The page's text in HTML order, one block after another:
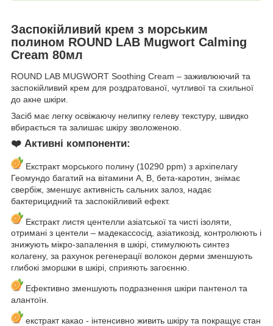
Заспокійливий крем з морським
полином ROUND LAB Mugwort Calming
Cream 80мл
ROUND LAB MUGWORT Soothing Cream – заживлюючий та
заспокійливий крем для роздратованої, чутливої та схильної
до акне шкіри.
Засіб має легку освіжаючу нелипку гелеву текстуру, швидко
вбирається та залишає шкіру зволоженою.
❤️ Активні компоненти:
Екстракт морського полину (10290 ppm) з архіпелагу
Геомундо багатий на вітамини А, B, бета-каротин, знімає
свербіж, зменшує активність сальних залоз, надає
бактерицидний та заспокійливий ефект.
Екстракт листя центелли азіатської та чисті ізоляти,
отримані з центели – мадекассосід, азіатикозід, контролюють і
знижують мікро-запалення в шкірі, стимулюють синтез
колагену, за рахунок регенерації волокон дерми зменшують
глибокі зморшки в шкірі, сприяють загоєнню.
Ефективно зменшують подразнення шкіри пантенол та
алантоїн.
екстракт какао - інтенсивно живить шкіру та покращує стан